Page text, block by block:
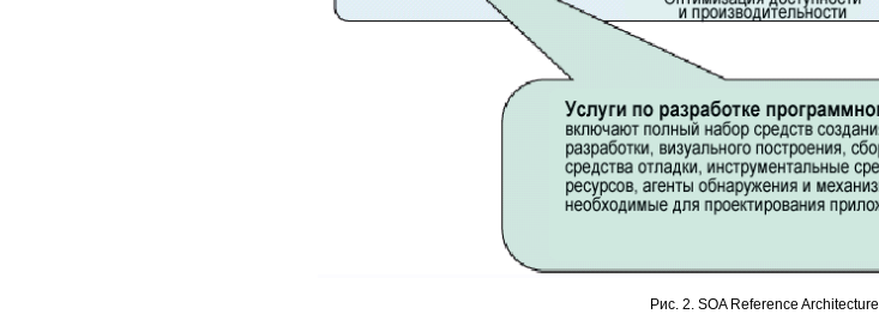
Рис. 2. SOA Reference Architecture